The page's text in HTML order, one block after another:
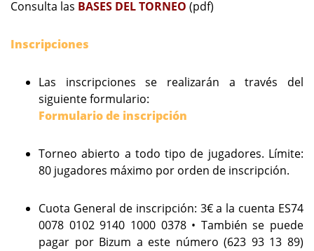
Consulta las BASES DEL TORNEO (pdf)
Inscripciones
Las inscripciones se realizarán a través del
siguiente formulario:
Formulario de inscripción
Torneo abierto a todo tipo de jugadores. Límite:
80 jugadores máximo por orden de inscripción.
Cuota General de inscripción: 3€ a la cuenta ES74
0078 0102 9140 1000 0378 • También se puede
pagar por Bizum a este número (623 93 13 89)